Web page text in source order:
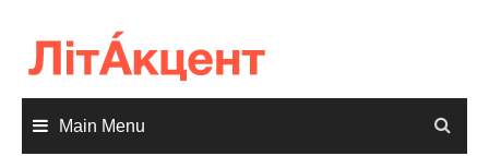
content
Main Menu